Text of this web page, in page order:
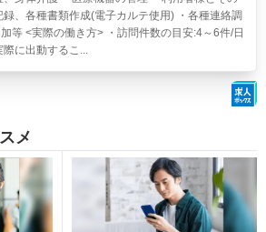
、各種書類作成(電子カルテ使用) ・各種連絡調
等 <実際の働き方> ・訪問件数の目安:4～6件/日
際に出動するこ...
メ